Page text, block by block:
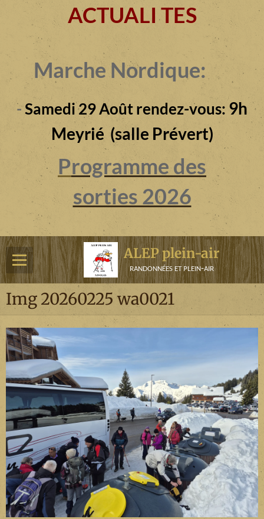
ACTUALI TES
Marche Nordique:
-Samedi 29 Août rendez-vous: 9h
Meyrié (salle Prévert)
Programme des
sorties 2026
ALEP plein-air
randonnées et plein-air
Img 20260225 wa0021